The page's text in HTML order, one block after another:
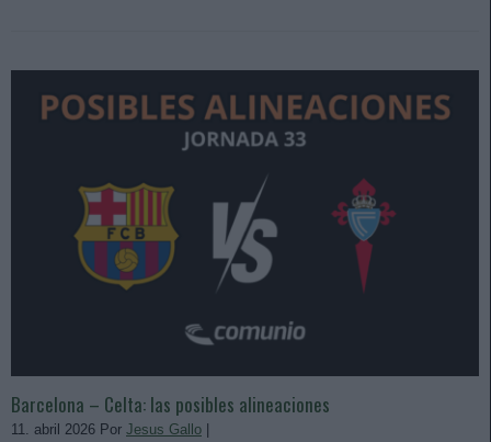
Barcelona – Celta: las posibles alineaciones
11. abril 2026 Por Jesus Gallo